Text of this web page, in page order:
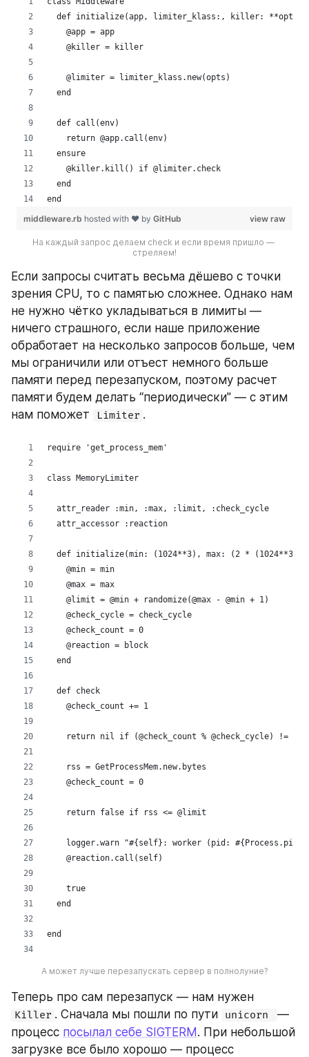
На каждый запрос делаем check и если время пришло —
стреляем!
Если запросы считать весьма дёшево с точки
зрения CPU, то с памятью сложнее. Однако нам
не нужно чётко укладываться в лимиты —
ничего страшного, если наше приложение
обработает на несколько запросов больше, чем
мы ограничили или отъест немного больше
памяти перед перезапуском, поэтому расчет
памяти будем делать “периодически" — с этим
нам поможет
Limiter .
А может лучше перезапускать сервер в полнолуние?
Killer . Сначала мы пошли по пути unicorn
—
процесс посылал себе SIGTERM. При небольшой
загрузке все было хорошо — процесс